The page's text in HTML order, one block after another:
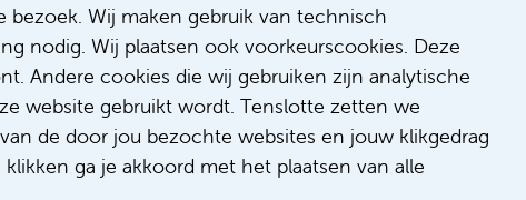
bezoek. Wij maken gebruik van technisch
nodig. Wij plaatsen ook voorkeurscookies. Deze
Andere cookies die wij gebruiken zijn analytische
website gebruikt wordt. Tenslotte zetten we
de door jou bezochte websites en jouw klikgedrag
ga je akkoord met het plaatsen van alle
& inclusie
suggestie